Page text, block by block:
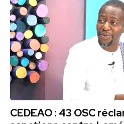
CEDEAO : 43 OSC